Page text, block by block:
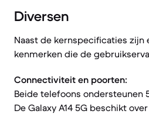
Diversen
Naast de kernspecificaties zijn
kenmerken die de
Connectiviteit en poorten:
Beide telefoons ondersteunen
De Galaxy A14 5G beschikt